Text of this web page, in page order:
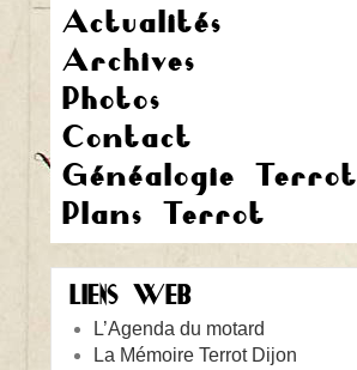
Actualités
Archives
Photos
Contact
Généalogie Terrot
Plans Terrot
LIENS WEB
L’Agenda du motard
La Mémoire Terrot Dijon